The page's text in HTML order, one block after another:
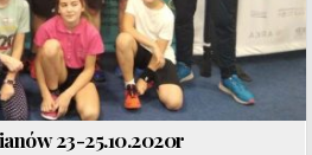
23-25.10.2020r